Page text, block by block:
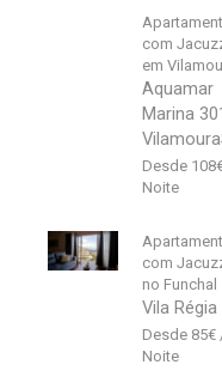
com
em
Aquamar
Marina
108
com
no Funchal
Vila Régia
85€